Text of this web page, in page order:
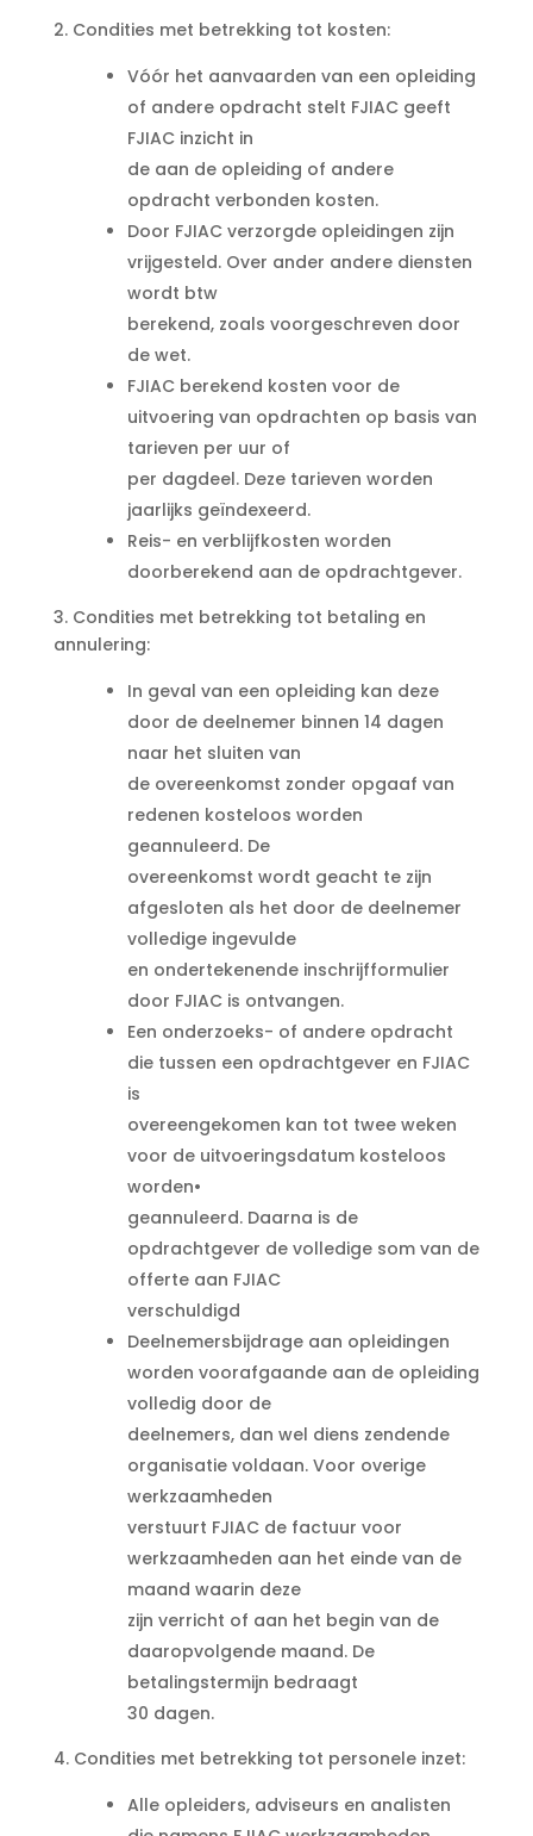
2. Condities met betrekking tot kosten:
Vóór het aanvaarden van een opleiding
of andere opdracht stelt FJIAC geeft
FJIAC inzicht in
de aan de opleiding of andere
opdracht verbonden kosten.
Door FJIAC verzorgde opleidingen zijn
vrijgesteld. Over ander andere diensten
wordt btw
berekend, zoals voorgeschreven door
de wet.
FJIAC berekend kosten voor de
uitvoering van opdrachten op basis van
tarieven per uur of
per dagdeel. Deze tarieven worden
jaarlijks geïndexeerd.
Reis- en verblijfkosten worden
doorberekend aan de opdrachtgever.
3. Condities met betrekking tot betaling en
annulering:
In geval van een opleiding kan deze
door de deelnemer binnen 14 dagen
naar het sluiten van
de overeenkomst zonder opgaaf van
redenen kosteloos worden
geannuleerd. De
overeenkomst wordt geacht te zijn
afgesloten als het door de deelnemer
volledige ingevulde
en ondertekenende inschrijfformulier
door FJIAC is ontvangen.
Een onderzoeks- of andere opdracht
die tussen een opdrachtgever en FJIAC
is
overeengekomen kan tot twee weken
voor de uitvoeringsdatum kosteloos
worden•
geannuleerd. Daarna is de
opdrachtgever de volledige som van de
offerte aan FJIAC
verschuldigd
Deelnemersbijdrage aan opleidingen
worden voorafgaande aan de opleiding
volledig door de
deelnemers, dan wel diens zendende
organisatie voldaan. Voor overige
werkzaamheden
verstuurt FJIAC de factuur voor
werkzaamheden aan het einde van de
maand waarin deze
zijn verricht of aan het begin van de
daaropvolgende maand. De
betalingstermijn bedraagt
30 dagen.
4. Condities met betrekking tot personele inzet:
Alle opleiders, adviseurs en analisten